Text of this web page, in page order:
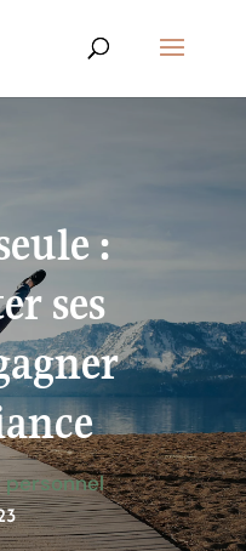
:
ses
personnel